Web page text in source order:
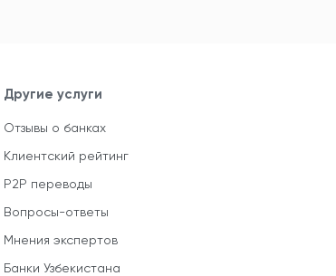
Другие услуги
Отзывы о банках
Клиентский рейтинг
P2P переводы
Вопросы-ответы
Мнения экспертов
Банки Узбекистана